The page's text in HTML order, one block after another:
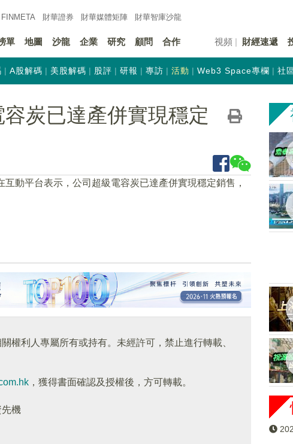
FINMETA 財華證券 財華媒體矩陣 財華智庫沙龍
單 地圖 沙龍 企業 研究 顧問 合作 視頻 財經速遞
A股解碼 美股解碼 股評 研報 專訪 活動 Web3 Space專欄 社
炭已達產併實現穩定
互動平台表示，公司超級電容炭已達產併實現穩定銷售，
權利人專屬所有或持有。未經許可，禁止進行轉載、
，獲得書面確認及授權後，方可轉載。
機